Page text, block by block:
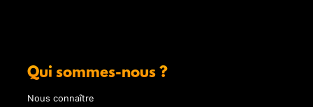
Qui sommes-nous ?
Nous connaître